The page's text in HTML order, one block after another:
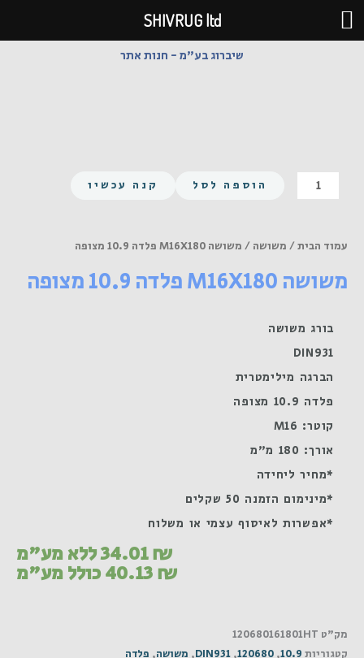
דילוג
לתוכן
שיברוג בע"מ - חנות אתר
כמות
של
M16X180
10.9
הוספה לסל קנה עכשיו
עמוד הבית/ משושה / משושה M16X180 פלדה 10.9 מצופה
משושה M16X180 פלדה 10.9 מצופה
בורג משושה
DIN931
הברגה מילימטרית
פלדה 10.9 מצופה
קוטר: M16
אורך: 180 מ"מ
*מחיר ליחידה
*מינימום הזמנה 50 שקלים
*אפשרות לאיסוף עצמי או משלוח
34.01₪ ללא מע"מ
40.13₪ כולל מע"מ
מק"ט 120680161801HT
קטגוריות 10.9
,
120680
,
DIN931
, משושה, פלדה
SHIVRUG ltd